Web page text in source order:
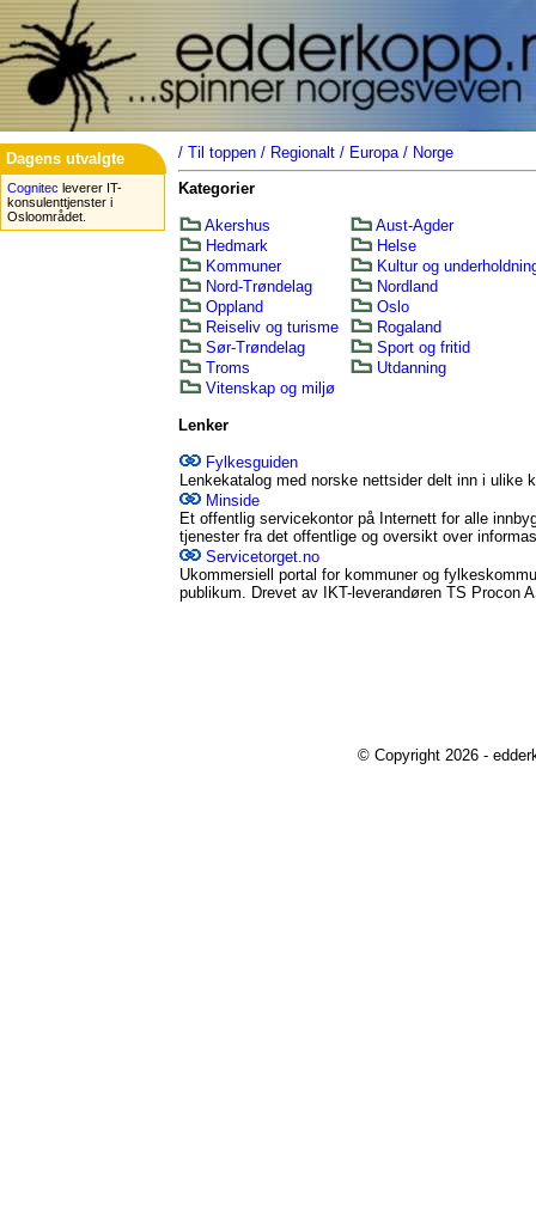
Dagens utvalgte
Cognitec leverer IT-
konsulenttjenster i
Osloområdet.
/ Til toppen / Regionalt / Europa/ Norge
Kategorier
Akershus
Aust-Agder
Hedmark
Helse
Kommuner
Kultur og
Nord-Trøndelag
Nordland
Oppland
Oslo
Reiseliv og turisme
Rogaland
Sør-Trøndelag
Sport og fritid
Troms
Utdanning
Vitenskap og miljø
Lenker
Fylkesguiden
Lenkekatalog med norske nettsider delt inn i ulike
Minside
Et offentlig servicekontor på Internett for alle
tjenester fra det offentlige og oversikt over
Servicetorget.no
Ukommersiell portal for kommuner og
publikum. Drevet av IKT-leverandøren TS Procon
© Copyright 2026 -